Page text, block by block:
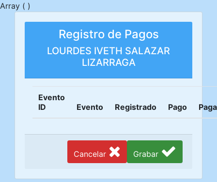
Array ( )
Registro de Pagos
LOURDES IVETH SALAZAR
LIZARRAGA
Evento
ID
Evento Registrado Pago
Grabar
Cancelar